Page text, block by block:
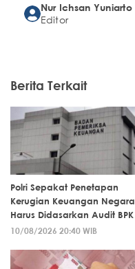
Nur Ichsan Yuniarto
Editor
Berita Terkait
Polri Sepakat Penetapan
Kerugian Keuangan Negara
Harus Didasarkan Audit BPK
10/08/2026 20:40 WIB